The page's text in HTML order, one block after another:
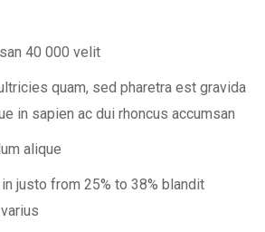
40 000 velit
quam, sed pharetra est gravida
in sapien ac dui rhoncus accumsan
alique
justo from 25% to 38% blandit